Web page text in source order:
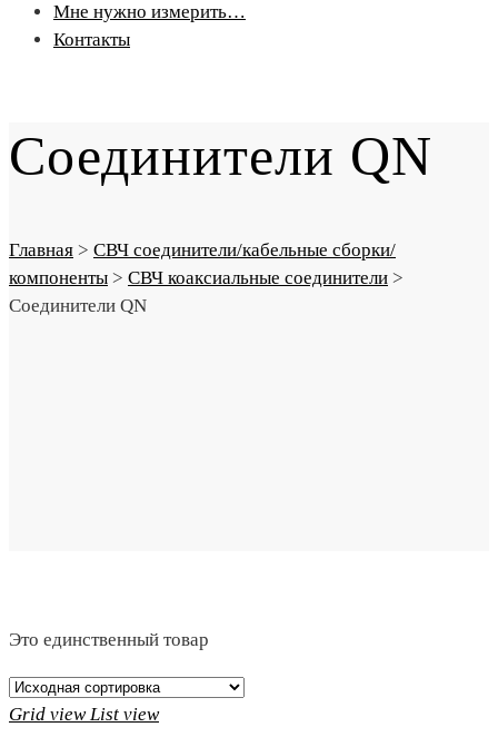
Мне нужно измерить…
Контакты
Соединители QN
Главная > СВЧ соединители/кабельные сборки/
компоненты > СВЧ коаксиальные соединители >
Соединители QN
Это единственный товар
Grid view List view